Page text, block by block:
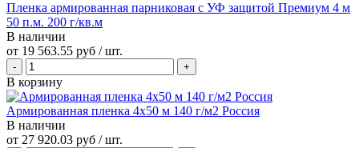
Пленка армированная парниковая с УФ защитой Премиум 4 м
50 п.м. 200 г/кв.м
В наличии
от 19 563.55 руб / шт.
В корзину
Армированная пленка 4х50 м 140 г/м2 Россия
В наличии
от 27 920.03 руб / шт.